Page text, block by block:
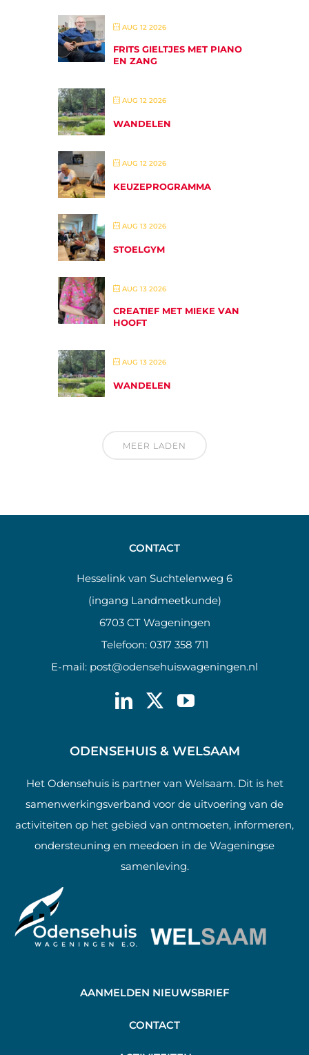
AUG 12 2026
FRITS GIELTJES MET PIANO
EN ZANG
AUG 12 2026
WANDELEN
AUG 12 2026
KEUZEPROGRAMMA
AUG 13 2026
STOELGYM
AUG 13 2026
CREATIEF MET MIEKE VAN
HOOFT
AUG 13 2026
WANDELEN
MEER LADEN
CONTACT
Hesselink van Suchtelenweg 6
(ingang Landmeetkunde)
6703 CT Wageningen
Telefoon: 0317 358 711
E-mail: post@odensehuiswageningen.nl
ODENSEHUIS & WELSAAM
Het Odensehuis is partner van Welsaam. Dit is het
samenwerkingsverband voor de uitvoering van de
activiteiten op het gebied van ontmoeten, informeren,
ondersteuning en meedoen in de Wageningse
samenleving.
AANMELDEN NIEUWSBRIEF
CONTACT